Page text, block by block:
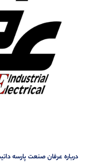
درباره عرفان صنعت پارسه